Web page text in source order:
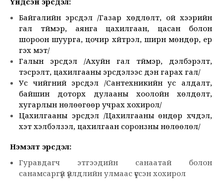
Байгалийн эрсдэл /Газар хөдлөлт, ой хээрийн
гал түймэр, аянга цахилгаан, цасан болон
шороон шуурга, цочир хүйтрэл, ширүүн мөндөр, үер
гэх мэт/
Галын эрсдэл /Ахуйн гал түймэр, дэлбэрэлт,
тэсрэлт, цахилгааны эрсдэлээс үүдэн гарах гал/
Ус чийгний эрсдэл /Сантехникийн ус алдалт,
байшин доторх дулааны хоолойн хөлдөлт,
хугарлын нөлөөгөөр учрах хохирол/
Цахилгааны эрсдэл /Цахилгааны өндөр хүчдэл,
хэт хэлбэлзэл, цахилгаан соронзны нөлөөлөл/
Нэмэлт эрсдэл:
Гуравдагч этгээдийн санаатай болон
санамсаргүй үйлдлийн улмаас үүссэн хохирол